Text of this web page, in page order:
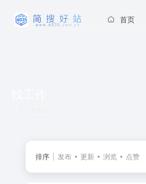
首页
排序 发布 更新 浏览 点赞